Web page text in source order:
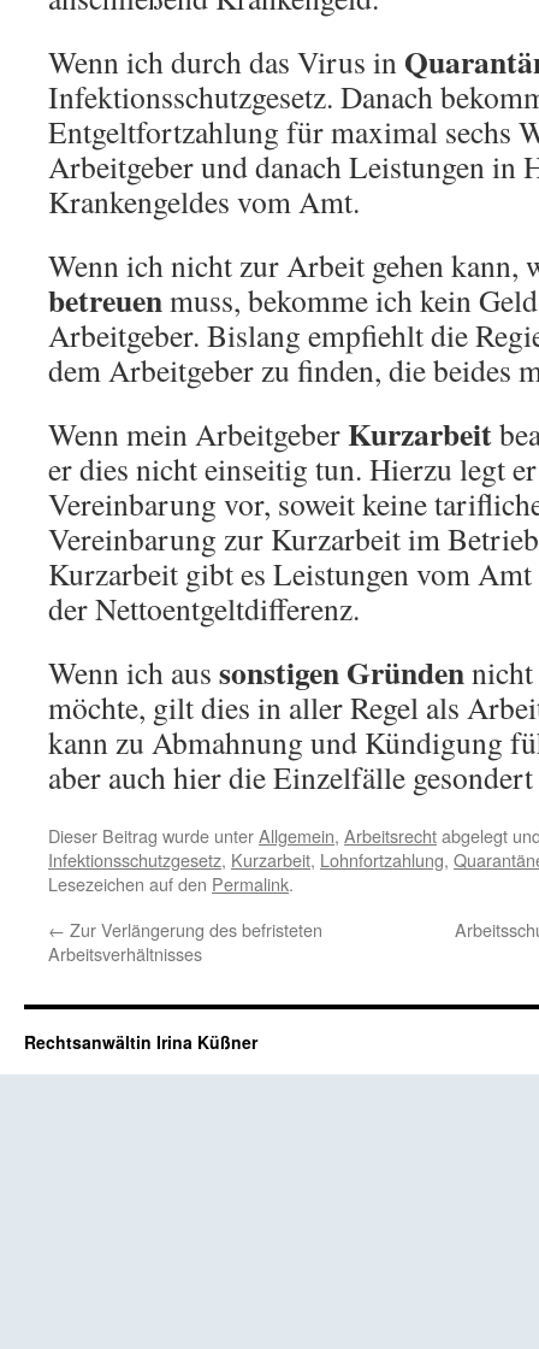
Wenn ich durch das Virus in
Infektionsschutzgesetz. Danach
Entgeltfortzahlung für maximal sechs
Arbeitgeber und danach Leistungen in
Krankengeldes vom Amt.
Wenn ich nicht zur Arbeit gehen kann,
betreuenmuss, bekomme ich kein
Arbeitgeber. Bislang empfiehlt die
dem Arbeitgeber zu finden, die beides
Wenn mein ArbeitgeberKurzarbeit
er dies nicht einseitig tun. Hierzu legt
Vereinbarung vor, soweit keine
Vereinbarung zur Kurzarbeit im
Kurzarbeit gibt es Leistungen vom
der Nettoentgeltdifferenz.
Wenn ich aus sonstigen Gründen
möchte, gilt dies in aller Regel als
kann zu Abmahnung und Kündigung
aber auch hier die Einzelfälle
Dieser Beitrag wurde unterAllgemein, Arbeitsrechtabgelegt
Infektionsschutzgesetz, Kurzarbeit, Lohnfortzahlung,
Lesezeichen auf den Permalink.
← Zur Verlängerung des befristeten
Arbeitsverhältnisses
Rechtsanwältin Irina Küßner